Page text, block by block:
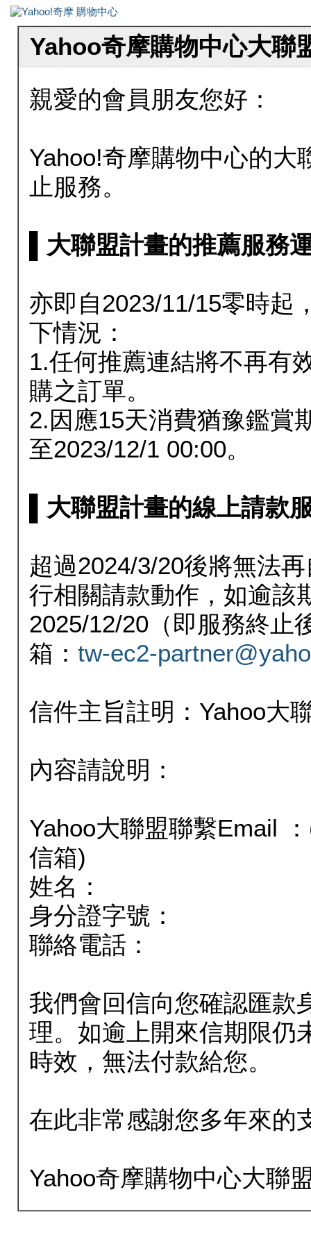
Yahoo奇摩購物中心大聯
親愛的會員朋友您好：
Yahoo!奇摩購物中心的大
止服務。
▌大聯盟計畫的推薦服務
亦即自2023/11/15零時起
下情況：
1.任何推薦連結將不再有
購之訂單。
2.因應15天消費猶豫鑑賞
至2023/12/1 00:00。
▌大聯盟計畫的線上請款
超過2024/3/20後將無法
行相關請款動作，如逾該
2025/12/20（即服務終止
箱： tw-ec2-
信件主旨註明：Yahoo大
內容請說明：
Yahoo大聯盟聯繫Email
信箱)
姓名：
身分證字號：
聯絡電話：
我們會回信向您確認匯款
理。如逾上開來信期限仍
時效，無法付款給您。
在此非常感謝您多年來的
Yahoo奇摩購物中心大